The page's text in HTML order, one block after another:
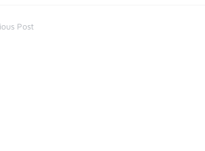
Post